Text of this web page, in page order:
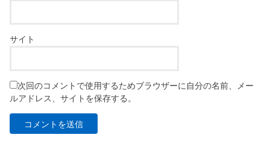
サイト
次回のコメントで使用するためブラウザーに自分の名前、メー
ルアドレス、サイトを保存する。